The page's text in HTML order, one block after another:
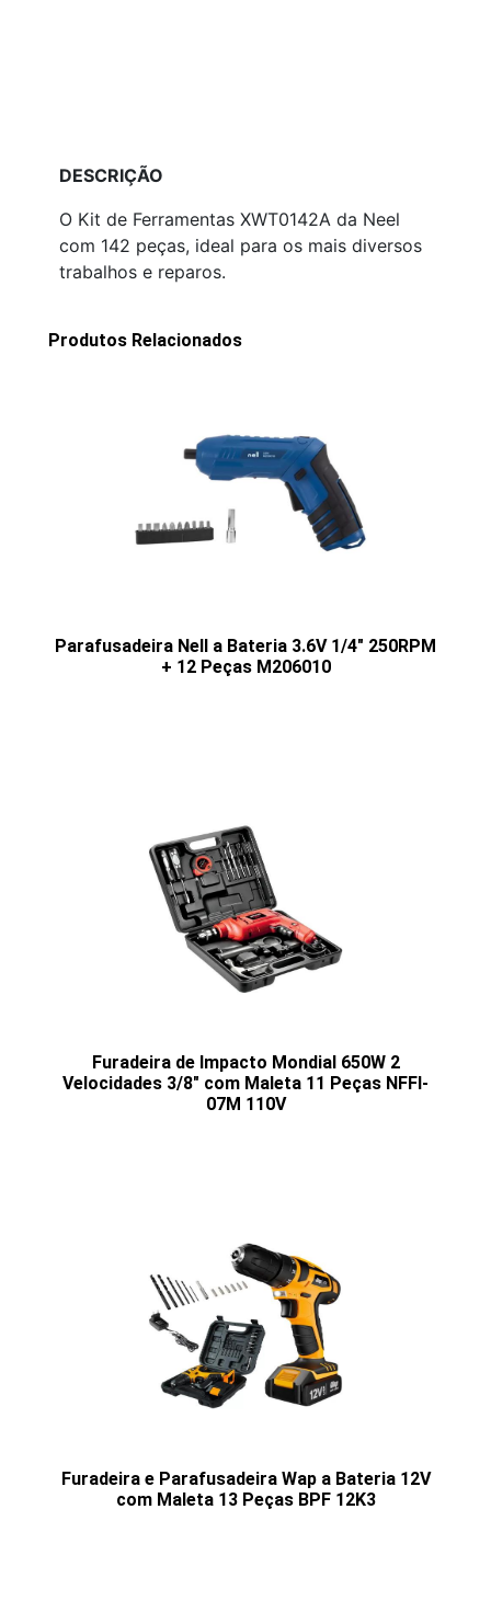
DESCRIÇÃO
O Kit de Ferramentas XWT0142A da Neel
com 142 peças, ideal para os mais diversos
trabalhos e reparos.
Produtos Relacionados
Parafusadeira Nell a Bateria 3.6V 1/4" 250RPM
+ 12 Peças M206010
Furadeira de Impacto Mondial 650W 2
Velocidades 3/8" com Maleta 11 Peças NFFI-
07M 110V
Furadeira e Parafusadeira Wap a Bateria 12V
com Maleta 13 Peças BPF 12K3